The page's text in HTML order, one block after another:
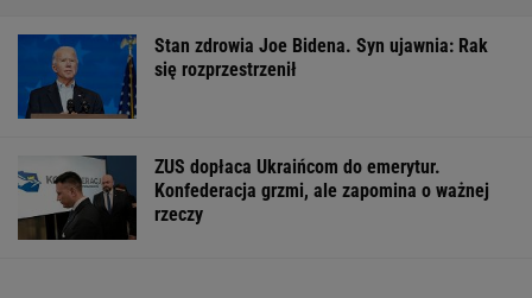
Stan zdrowia Joe Bidena. Syn ujawnia: Rak
się rozprzestrzenił
ZUS dopłaca Ukraińcom do emerytur.
Konfederacja grzmi, ale zapomina o ważnej
rzeczy